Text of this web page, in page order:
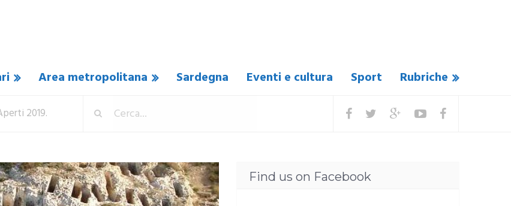
Area metropolitana Sardegna Eventi e cultura Sport Rubriche
2019.
Find us on Facebook